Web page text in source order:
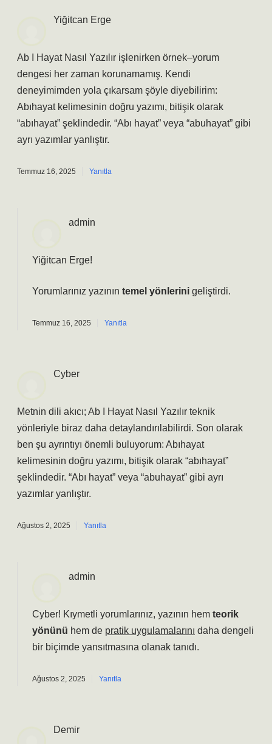
Yiğitcan Erge
Ab I Hayat Nasıl Yazılır işlenirken örnek–yorum
dengesi her zaman korunamamış. Kendi
deneyimimden yola çıkarsam şöyle diyebilirim:
Abıhayat kelimesinin doğru yazımı, bitişik olarak
“abıhayat” şeklindedir. “Abı hayat” veya “abuhayat” gibi
ayrı yazımlar yanlıştır.
Temmuz 16, 2025 Yanıtla
admin
Yiğitcan Erge!
Yorumlarınız yazının temel yönlerini geliştirdi.
Temmuz 16, 2025 Yanıtla
Cyber
Metnin dili akıcı; Ab I Hayat Nasıl Yazılır teknik
yönleriyle biraz daha detaylandırılabilirdi. Son olarak
ben şu ayrıntıyı önemli buluyorum: Abıhayat
kelimesinin doğru yazımı, bitişik olarak “abıhayat”
şeklindedir. “Abı hayat” veya “abuhayat” gibi ayrı
yazımlar yanlıştır.
Ağustos 2, 2025 Yanıtla
admin
Cyber! Kıymetli yorumlarınız, yazının hem teorik
yönünü hem de pratik uygulamalarını daha dengeli
bir biçimde yansıtmasına olanak tanıdı.
Ağustos 2, 2025 Yanıtla
Demir